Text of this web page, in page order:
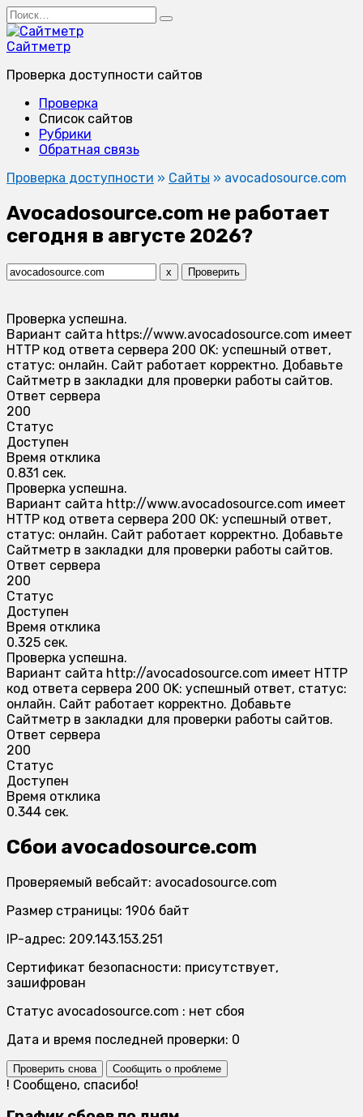
Перейти
к
содержанию
Search
for:
Сайтметр
Проверка доступности сайтов
Проверка
Список сайтов
Рубрики
Обратная связь
Проверка доступности » Сайты » avocadosource.com
Avocadosource.com не работает
сегодня в августе 2026?
x Проверить
Проверка успешна.
Вариант сайта https://www.avocadosource.com имеет
HTTP код ответа сервера 200 OK: успешный ответ,
статус: онлайн. Сайт работает корректно. Добавьте
Сайтметр в закладки для проверки работы сайтов.
Ответ сервера
200
Статус
Доступен
Время отклика
0.831 сек.
Проверка успешна.
Вариант сайта http://www.avocadosource.com имеет
HTTP код ответа сервера 200 OK: успешный ответ,
статус: онлайн. Сайт работает корректно. Добавьте
Сайтметр в закладки для проверки работы сайтов.
Ответ сервера
200
Статус
Доступен
Время отклика
0.325 сек.
Проверка успешна.
Вариант сайта http://avocadosource.com имеет HTTP
код ответа сервера 200 OK: успешный ответ, статус:
онлайн. Сайт работает корректно. Добавьте
Сайтметр в закладки для проверки работы сайтов.
Ответ сервера
200
Статус
Доступен
Время отклика
0.344 сек.
Сбои avocadosource.com
Проверяемый вебсайт: avocadosource.com
Размер страницы: 1906 байт
IP-адрес: 209.143.153.251
Сертификат безопасности: присутствует,
зашифрован
Статус avocadosource.com : нет сбоя
Дата и время последней проверки: 0
Проверить снова Сообщить о проблеме
! Сообщено, спасибо!